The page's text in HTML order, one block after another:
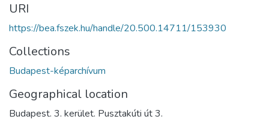
URI
https://bea.fszek.hu/handle/20.500.14711/153930
Collections
Budapest-képarchívum
Geographical location
Budapest. 3. kerület. Pusztakúti út 3.